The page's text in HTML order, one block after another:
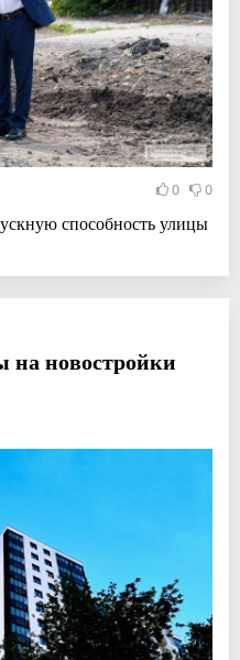
0 0
способность улицы
на новостройки